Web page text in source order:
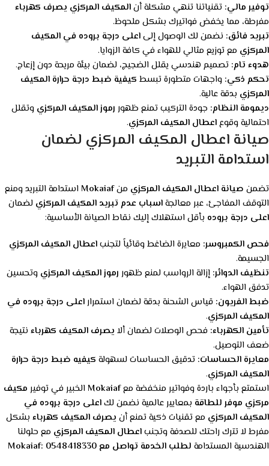
توفير مالي: تقنياتنا تنهي مشكلة أنالمكيف المركزي يصرف كهرباء
مفرطة، مما يخفض فواتيرك بشكل ملحوظ.
تبريد فائق: نضمن لك الوصول إلىاعلى درجة بروده في المكيف
المركزي مع توزيع مثالي للهواء في كافة الزوايا.
هدوء تام: تصميم هندسي يقلل الضجيج، لضمان بيئة مريحة دون إزعاج.
تحكم ذكي: واجهات متطورة تبسط كيفية ضبط درجة حرارة المكيف
المركزي بدقة عالية.
ديمومة النظام: جودة التركيب تمنع ظهور رموز المكيف المركزي وتقلل
احتمالية وقوعاعطال المكيف المركزي.
صيانة اعطال المكيف المركزي لضمان
استدامة التبريد
تضمن صيانة اعطال المكيف المركزي منMokaiaf استدامة التبريد ومنع
التوقف المفاجئ، عبر معالجةاسباب عدم تبريد المكيف المركزي لضمان
اعلى درجة بروده بأقل استهلاك إليك نقاط الصيانة الأساسية:
فحص الكمبروسر: معايرة الضاغط وقائياً لتجنباعطال المكيف المركزي
الجسيمة.
تنظيف الدوائر: إزالة الرواسب لمنع ظهور رموز المكيف المركزي وتحسين
تدفق الهواء.
ضبط الفريون: قياس الشحنة بدقة لضمان استمراراعلى درجة بروده في
المكيف المركزي.
تأمين الكهرباء: فحص الوصلات لضمان ألا يصرف المكيف كهرباء نتيجة
ضعف التوصيل.
معايرة الحساسات: تدقيق الحساسات لسهولة كيفيه ضبط درجة حرارة
المكيف المركزي.
استمتع بأجواء باردة وفواتير منخفضة معMokaiaf الخبير في توفير مكيف
مركزي موفر للطاقة بمعايير عالمية نضمن لكاعلى درجة بروده في
المكيف المركزي مع تقنيات ذكية تمنع أن يصرف المكيف كهرباء بشكل
مفرط لا تترك راحتك للصدفة وتجنباعطال المكيف المركزي مع حلولنا
الهندسية المستدامة لطلب الخدمة تواصل مع Mokaiaf: 0548418330